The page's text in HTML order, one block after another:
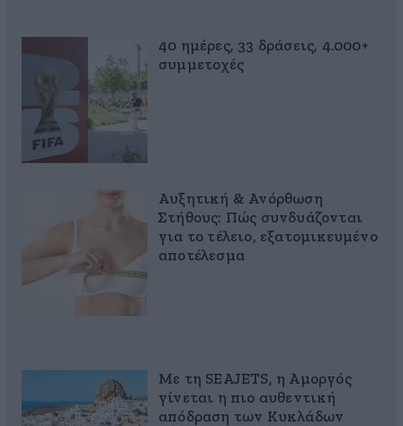
40 ημέρες, 33 δράσεις, 4.000+
συμμετοχές
Αυξητική & Ανόρθωση
Στήθους: Πώς συνδυάζονται
για το τέλειο, εξατομικευμένο
αποτέλεσμα
Με τη SEAJETS, η Αμοργός
γίνεται η πιο αυθεντική
απόδραση των Κυκλάδων